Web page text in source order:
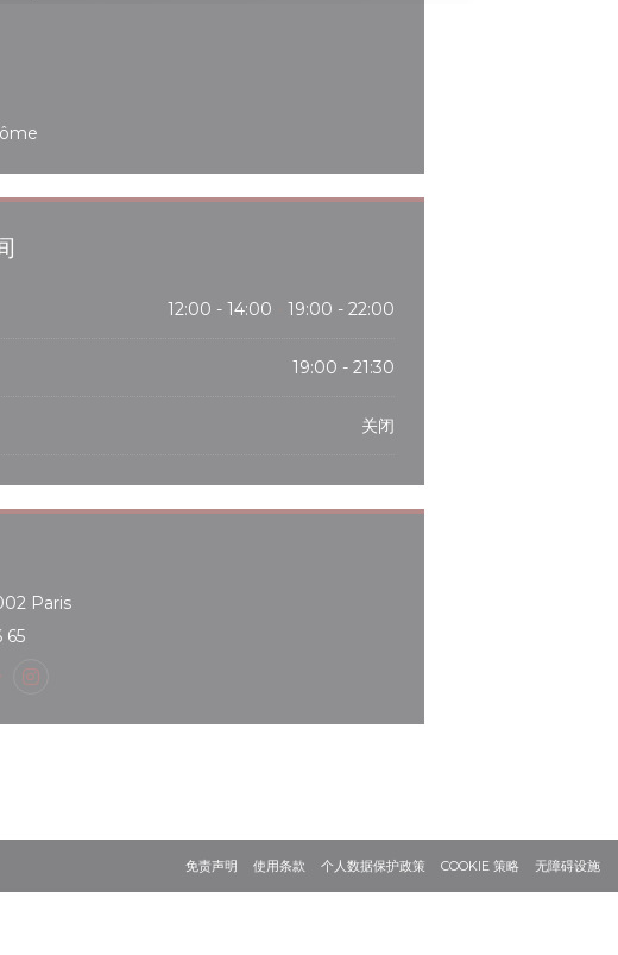
12:00 - 14:00 • 19:00 - 22:00
19:00 - 21:30
关闭
Paris((在新窗口中打开))
65
在新窗口中打开))
((在新窗口中打开))
Instagram ((在新窗口中打开))
免责声明 ((在新窗口中打开))
使用条款 ((在新窗口中打开))
个人数据保护政策((在新窗口中打开))
COOKIE 策略((在新窗口中打
无障碍设施((